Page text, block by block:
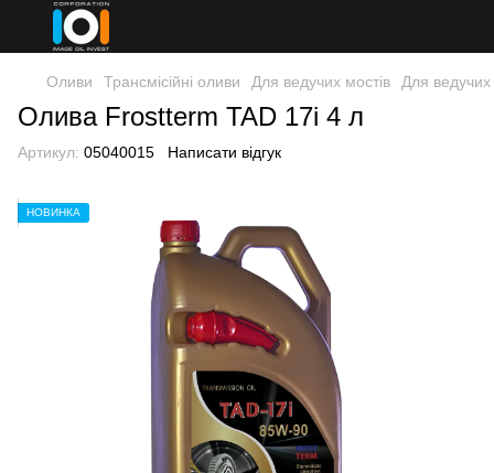
Оливи Трансмісійні оливи Для ведучих мостів Для
Олива Frostterm TAD 17i 4 л
Артикул: 05040015 Написати відгук
НОВИНКА